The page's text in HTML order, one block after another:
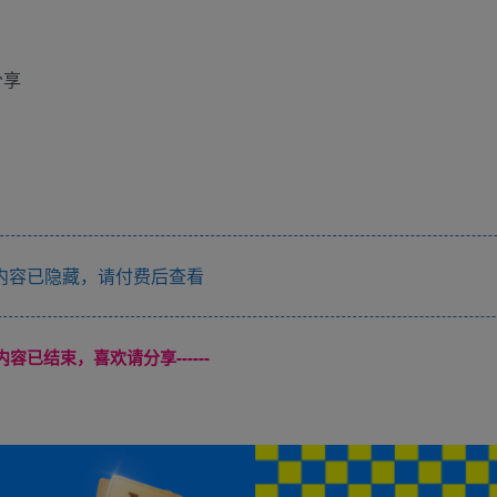
已隐藏，请付费后查看
容已结束，喜欢请分享------